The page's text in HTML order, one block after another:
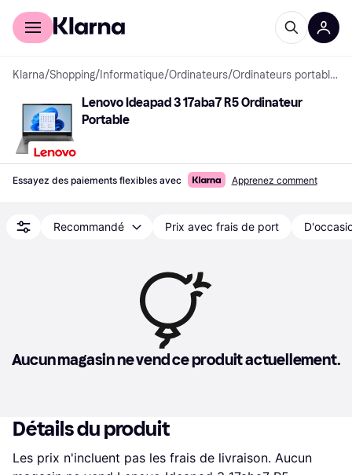
Acheter avec Klarna
Klarna/Shopping/ Informatique/Ordinateurs/ Ordinateurs portables
Lenovo Ideapad 3 17aba7 R5 Ordinateur
Portable
Essayez des paiements flexibles avec Apprenez comment
Recommandé Prix avec frais de port
Aucun magasin ne vend ce produit actuellement.
Détails du produit
Les prix n'incluent pas les frais de livraison. Aucun